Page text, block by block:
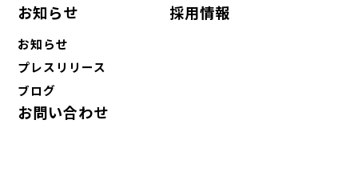
お知らせ
お知らせ
プレスリリース
ブログ
採用情報
お問い合わせ